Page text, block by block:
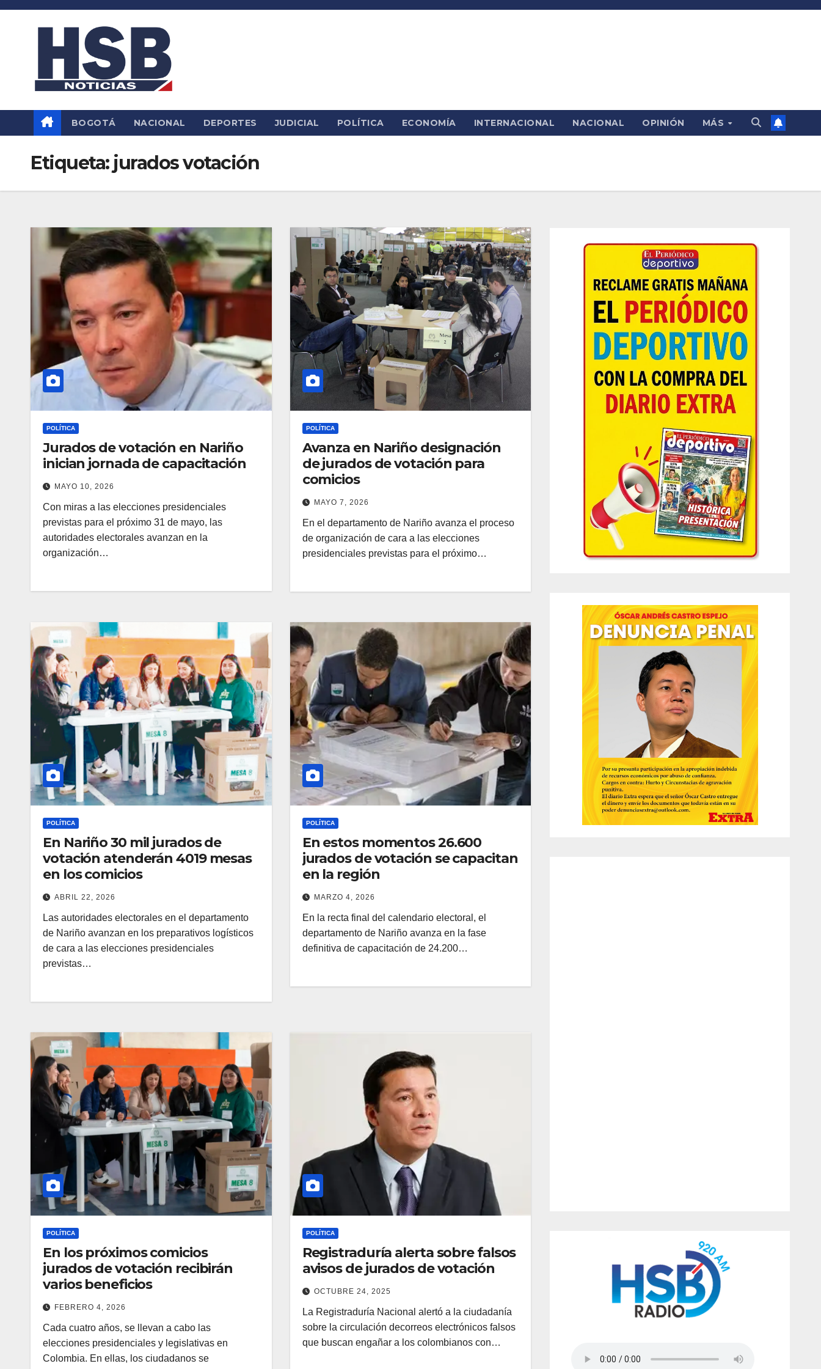
Saltar
BOGOTÁ NACIONAL DEPORTES JUDICIAL POLÍTICA ECONOMÍA INTERNACIONAL NACIONAL OPINIÓN MÁS
Etiqueta: jurados votación
POLÍTICA
Jurados de votación en Nariño
inician jornada de capacitación
MAYO 10, 2026
Con miras a las elecciones presidenciales
previstas para el próximo 31 de mayo, las
autoridades electorales avanzan en la
organización…
POLÍTICA
Avanza en Nariño designación
de jurados de votación para
comicios
MAYO 7, 2026
En el departamento de Nariño avanza el proceso
de organización de cara a las elecciones
presidenciales previstas para el próximo…
POLÍTICA
En Nariño 30 mil jurados de
votación atenderán 4019 mesas
en los comicios
ABRIL 22, 2026
Las autoridades electorales en el departamento
de Nariño avanzan en los preparativos logísticos
de cara a las elecciones presidenciales
previstas…
POLÍTICA
En estos momentos 26.600
jurados de votación se capacitan
en la región
MARZO 4, 2026
En la recta final del calendario electoral, el
departamento de Nariño avanza en la fase
definitiva de capacitación de 24.200…
POLÍTICA
En los próximos comicios
jurados de votación recibirán
varios beneficios
FEBRERO 4, 2026
Cada cuatro años, se llevan a cabo las
elecciones presidenciales y legislativas en
Colombia. En ellas, los ciudadanos se
POLÍTICA
Registraduría alerta sobre falsos
avisos de jurados de votación
OCTUBRE 24, 2025
La Registraduría Nacional alertó a la ciudadanía
sobre la circulación decorreos electrónicos falsos
que buscan engañar a los colombianos con…